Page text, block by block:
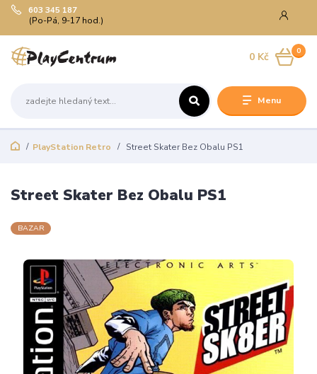
Menu
603 345 187
(Po-Pá, 9-17 hod.)
0
0 Kč
PlayStation Retro Street Skater Bez Obalu PS1
Street Skater Bez Obalu PS1
BAZAR